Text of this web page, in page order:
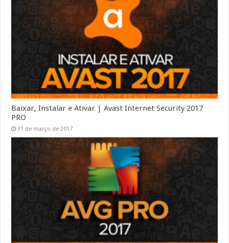
Baixar, Instalar e Ativar | Avast Internet Security 2017
PRO
31 de março de 2017